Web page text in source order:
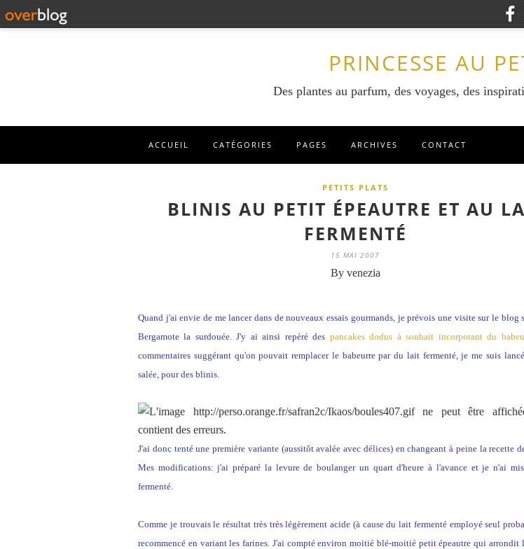
PRINCESSE AU
Des plantes au parfum, des voyages, des
ACCUEIL CATÉGORIES PAGES ARCHIVES CONTACT
PETITS PLATS
BLINIS AU PETIT ÉPEAUTRE ET AU
FERMENTÉ
15 MAI 2007
By venezia
Quand j'ai envie de me lancer dans de nouveaux essais gourmands, je prévois une visite sur le blog
Bergamote la surdouée. J'y ai ainsi repéré des pancakes dodus à souhait incorporant du
commentaires suggérant qu'on pouvait remplacer le babeurre par du lait fermenté, je me suis
salée, pour des blinis.
J'ai donc tenté une première variante (aussitôt avalée avec délices) en changeant à peine la recette
Mes modifications: j'ai préparé la levure de boulanger un quart d'heure à l'avance et je n'ai
fermenté.
Comme je trouvais le résultat très très légèrement acide (à cause du lait fermenté employé seul
recommencé en variant les farines. J'ai compté environ moitié blé-moitié petit épeautre qui arrondit